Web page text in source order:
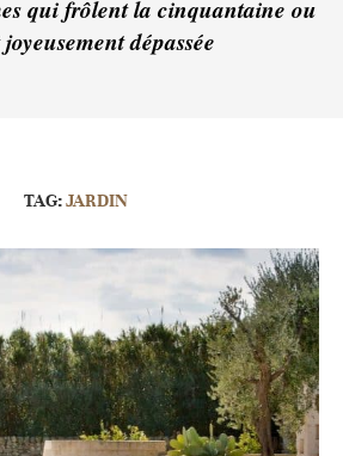
qui frôlent la cinquantaine ou
dépassée
TAG:JARDIN